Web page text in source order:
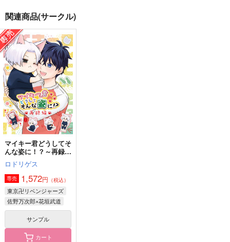
たべられないっていっ
てるでしょーが!!
双
1,257円（税込）
佐野万次郎×花垣武道
サンプル
作品詳細
関連商品(サークル)
マイキー君どうしてそ
んな姿に！？～再録編
～
ロドリゲス
専売 1,572円 （税込）
東京卍リベンジャーズ
佐野万次郎×花垣武道
サンプル
カート